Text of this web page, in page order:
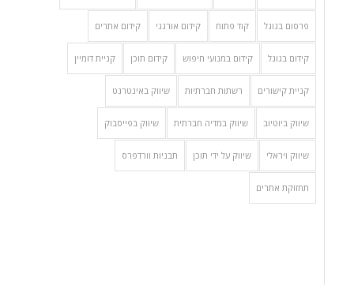
פרסום בגוגל קוד פתוח קידום אורגני קידום אתרים
קידום בגוגל קידום במנועי חיפוש קידום תוכן קניית דומיין
קניית קישורים רשתות חברתיות שיווק באינטרנט
שיווק ביוטיוב שיווק במדיה חברתית שיווק בפייסבוק
שיווק ויראלי שיווק על ידי תוכן תבניות וורדפרס
תחזוקת אתרים